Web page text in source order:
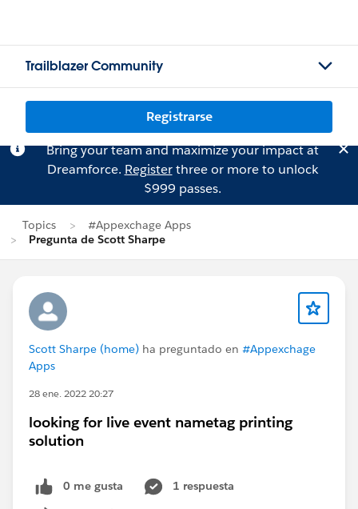
Trailblazer Community
Registrarse
Bring your team and maximize your impact at
Dreamforce. Registerthree or more to unlock
$999 passes.
Topics
#Appexchage Apps
Pregunta de Scott Sharpe
Scott Sharpe (home) ha preguntado en #Appexchage
Apps
28 ene. 2022 20:27
looking for live event nametag printing
solution
0 me gusta
1 respuesta